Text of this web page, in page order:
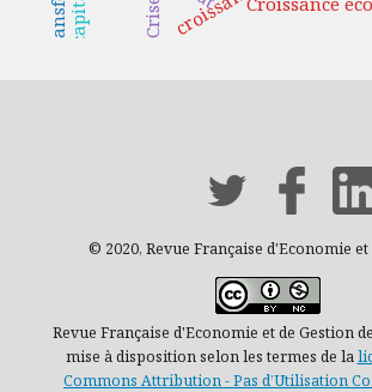
Crise
© 2020, Revue Française d'Economie et
Revue Française d'Economie et de Gestion de
mise à disposition selon les termes de la
Commons Attribution - Pas d’Utilisation